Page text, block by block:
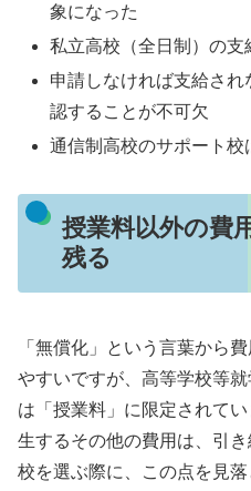
象になった
私立高校（全日制）の支
申請しなければ支給さ
認することが不可欠
通信制高校のサポート校
授業料以外の費
残る
「無償化」という言葉から
やすいですが、高等学校等
は「授業料」に限定されて
生するその他の費用は、引
校を選ぶ際に、この点を見